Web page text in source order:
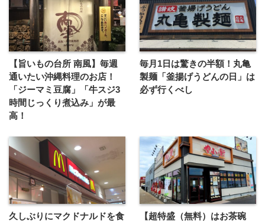
【旨いもの台所 南風】毎週
通いたい沖縄料理のお店！
「ジーマミ豆腐」「牛スジ3
時間じっくり煮込み」が最
高！
毎月1日は驚きの半額！丸亀
製麺「釜揚げうどんの日」は
必ず行くべし
久しぶりにマクドナルドを食 【超特盛（無料）はお茶碗